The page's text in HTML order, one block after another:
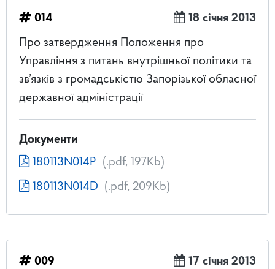
014
18 січня 2013
Про затвердження Положення про
Управління з питань внутрішньої політики та
зв’язків з громадськістю Запорізької обласної
державної адміністрації
Документи
180113N014P (.pdf, 197Kb)
180113N014D (.pdf, 209Kb)
009 17 січня 2013